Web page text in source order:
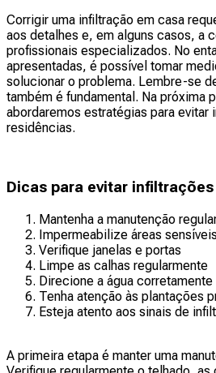
Corrigir uma infiltração em casa
aos detalhes e, em alguns casos, a
profissionais especializados. No
apresentadas, é possível tomar
solucionar o problema. Lembre-se
também é fundamental. Na próxima
abordaremos estratégias para evitar
residências.
Dicas para evitar
Mantenha a manutenção
Impermeabilize áreas sensíveis
Verifique janelas e portas
Limpe as calhas regularmente
Direcione a água corretamente
Tenha atenção às plantações
Esteja atento aos sinais de
A primeira etapa é manter uma